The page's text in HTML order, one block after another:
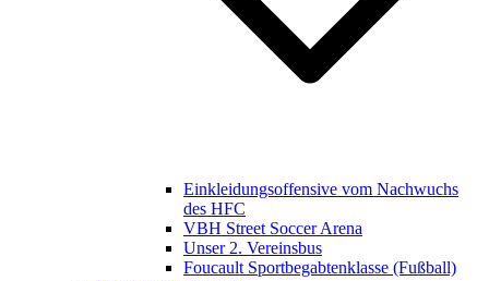
Einkleidungsoffensive vom Nachwuchs
des HFC
VBH Street Soccer Arena
Unser 2. Vereinsbus
Foucault Sportbegabtenklasse (Fußball)